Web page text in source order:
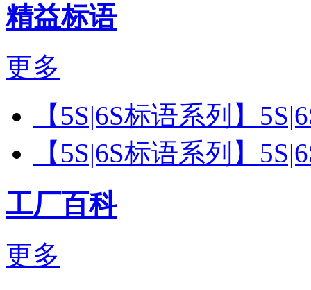
精益标语
更多
【5S|6S标语系列】
【5S|6S标语系列】
工厂百科
更多